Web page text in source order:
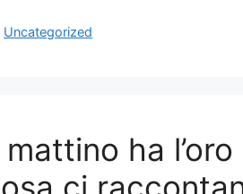
Categories
Uncategorized
mattino ha